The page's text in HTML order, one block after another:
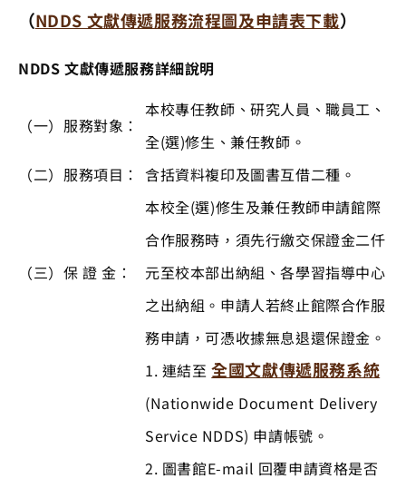
（NDDS 文獻傳遞服務流程圖及申請表下載）
NDDS 文獻傳遞服務詳細說明
（一） 服務對象：
本校專任教師、研究人員、職員工、
全(選)修生、兼任教師。
（二） 服務項目： 含括資料複印及圖書互借二種。
（三） 保 證 金：
本校全(選)修生及兼任教師申請館際
合作服務時，須先行繳交保證金二仟
元至校本部出納組、各學習指導中心
之出納組。申請人若終止館際合作服
務申請，可憑收據無息退還保證金。
1. 連結至全國文獻傳遞服務系統
(Nationwide Document Delivery
Service NDDS) 申請帳號。
2. 圖書館E-mail 回覆申請資格是否